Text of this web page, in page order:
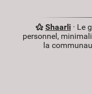
Shaarli· Le
personnel,
la